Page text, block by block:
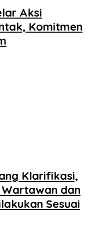
Aksi
Komitmen
Klarifikasi,
dan
Sesuai